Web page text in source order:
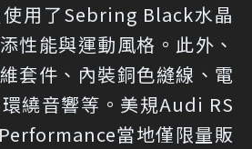
用了Sebring Black水晶
性能與運動風格。此外、
套件、內裝銅色縫線、電
繞音響等。美規Audi RS
當地僅限量販